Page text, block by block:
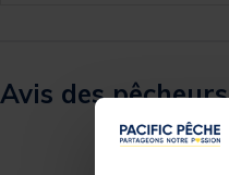
Avis des pêcheurs
5
/5